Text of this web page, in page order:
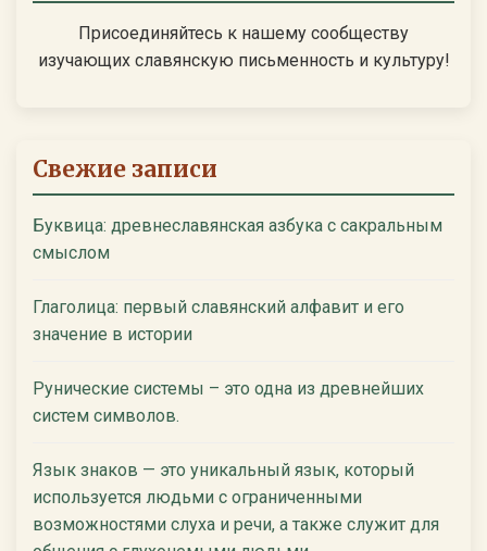
Присоединяйтесь к нашему сообществу
изучающих славянскую письменность и культуру!
Свежие записи
Буквица: древнеславянская азбука с сакральным
смыслом
Глаголица: первый славянский алфавит и его
значение в истории
Рунические системы – это одна из древнейших
систем символов.
Язык знаков — это уникальный язык, который
используется людьми с ограниченными
возможностями слуха и речи, а также служит для